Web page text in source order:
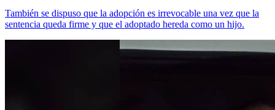
También se dispuso que la adopción es irrevocable una vez que la
sentencia queda firme y que el adoptado hereda como un hijo.